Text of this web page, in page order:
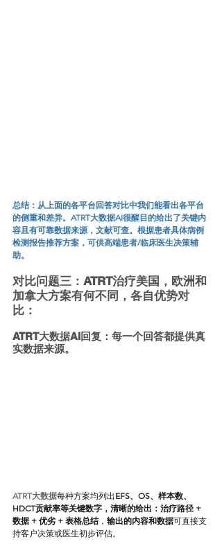
总结：从上面的各平台回答对比中我们能看出各平台
的侧重和差异。ATRT大数据AI很醒目的给出了关键内
容且有可靠数据来源，文献可查。根据患者具体病例
检测报告推荐方案，可供高端患者/临床医生决策辅
助。
对比问题三： ATRT治疗美国，欧洲和
加拿大方案有何不同，各自优势对
比 ：
ATRT大数据AI回复：每一个回答都提供真
实数据来源。
ATRT大数据每种方案均列出EFS、OS、样本数、
HDCT贡献率等关键数字，清晰的给出：治疗路径 +
数据 + 优劣 + 表格总结， 输出的内容和数据可直接支
持客户决策或医生初步评估。